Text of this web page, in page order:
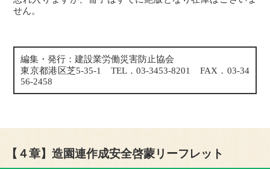
せん。
編集・発行：建設業労働災害防止協会
東京都港区芝5-35-1 TEL．03-3453-8201 FAX．03-34
56-2458
【４章】造園連作成安全啓蒙リーフレット